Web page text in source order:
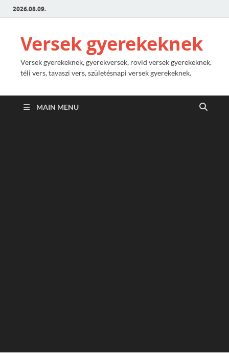
2026.08.09.
Versek gyerekeknek
Versek gyerekeknek, gyerekversek, rövid versek gyerekeknek,
téli vers, tavaszi vers, születésnapi versek gyerekeknek.
MAIN MENU